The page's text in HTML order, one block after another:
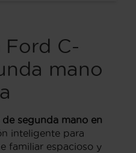
Ford C-
mano
segunda mano en
inteligente para
familiar espacioso y